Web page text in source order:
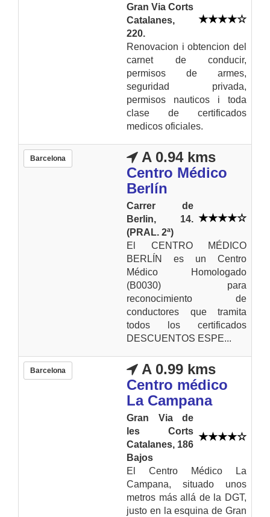
Gran Via Corts
Catalanes,
220.
Renovacion i obtencion del
carnet de conducir,
permisos de armes,
seguridad privada,
permisos nauticos i toda
clase de certificados
medicos oficiales.
Barcelona
A 0.94 kms
Centro Médico
Berlín
Carrer de
Berlin, 14.
(PRAL. 2ª)
El CENTRO MÉDICO
BERLÍN es un Centro
Médico Homologado
(B0030) para
reconocimiento de
conductores que tramita
todos los certificados
DESCUENTOS ESPE...
Barcelona
A 0.99 kms
Centro médico
La Campana
Gran Via de
les Corts
Catalanes, 186
Bajos
El Centro Médico La
Campana, situado unos
metros más allá de la DGT,
justo en la esquina de Gran